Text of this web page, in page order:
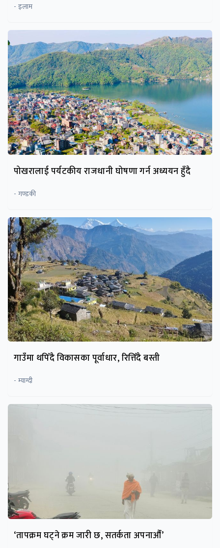
- इलाम
पोखरालाई पर्यटकीय राजधानी घोषणा गर्न अध्ययन हुँदै
- गण्डकी
गाउँमा थपिँदै विकासका पूर्वाधार, रित्तिँदै बस्ती
- म्याग्दी
‘तापक्रम घट्ने क्रम जारी छ, सतर्कता अपनाऔँ’